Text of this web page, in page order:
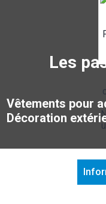
Les
Vêtements pour
Décoration